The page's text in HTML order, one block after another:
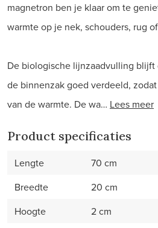
magnetron ben je klaar om te
warmte op je nek, schouders, rug
De biologische lijnzaadvulling blijft
de binnenzak goed verdeeld,
van de warmte. De wa… Lees meer
Product specificaties
Lengte
70 cm
Breedte
20 cm
Hoogte
2 cm